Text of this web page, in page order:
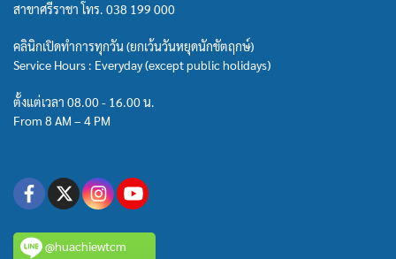
สาขาศรีราชา โทร. 038 199 000
คลินิกเปิดทำการทุกวัน (ยกเว้นวันหยุดนักขัตฤกษ์)
Service Hours : Everyday (except public holidays)
ตั้งแต่เวลา 08.00 - 16.00 น.
From 8 AM – 4 PM
@huachiewtcm